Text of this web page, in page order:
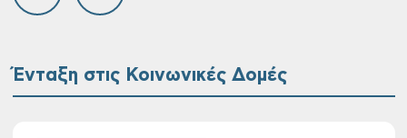
Ένταξη στις Κοινωνικές Δομές